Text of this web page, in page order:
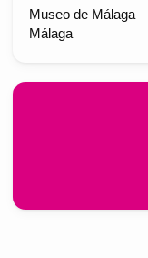
Museo de Málaga
Málaga